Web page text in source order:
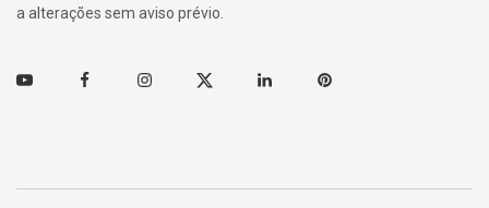
a alterações sem aviso prévio.
Youtube FacebookInstagramTwitter Linkedin Pinterest